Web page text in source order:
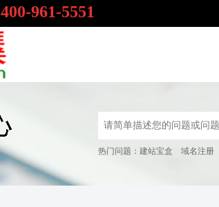
400-961-5551
热门问题： 建站宝盒 域名注册